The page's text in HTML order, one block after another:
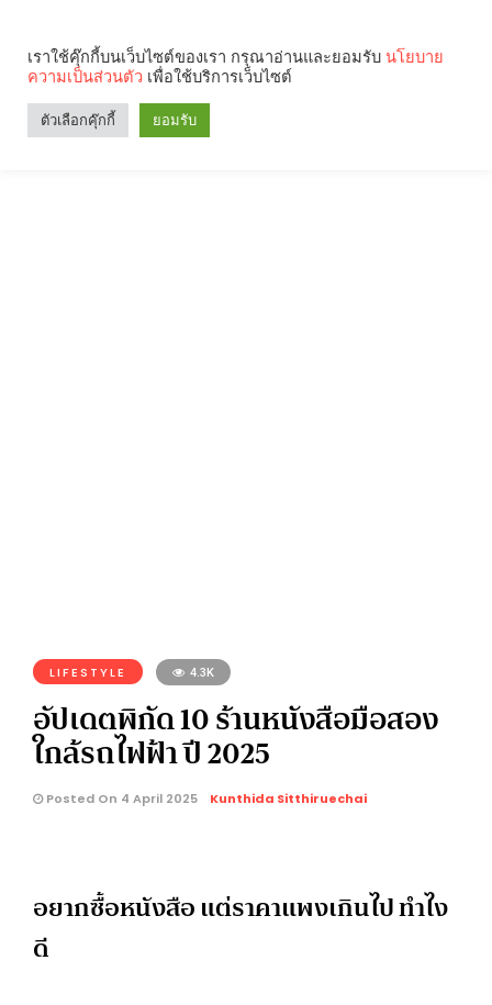
LIFESTYLE 4.3K
อัปเดตพิกัด 10 ร้านหนังสือมือสอง
ใกล้รถไฟฟ้า ปี 2025
Posted On 4 April 2025 Kunthida Sitthiruechai
อยากซื้อหนังสือ แต่ราคาแพงเกินไป ทำไง
ดี
เราใช้คุ๊กกี้บนเว็บไซต์ของเรา กรุณาอ่านและยอมรับ นโยบาย
ความเป็นส่วนตัว เพื่อใช้บริการเว็บไซต์
ตัวเลือกคุ๊กกี้ ยอมรับ